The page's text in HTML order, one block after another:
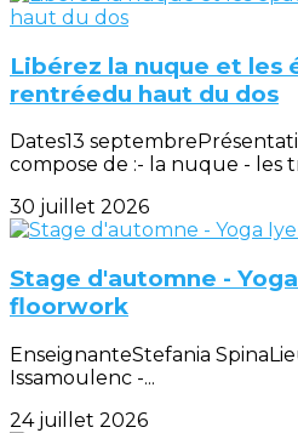
Libérez la nuque et les
rentréedu haut du dos
Dates13
compose de :- la nuque - les
30 juillet 2026
Stage d'automne -
floorwork
EnseignanteStefania
Issamoulenc -...
24 juillet 2026